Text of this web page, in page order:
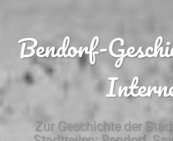
Bendorf-
Zur Geschichte der